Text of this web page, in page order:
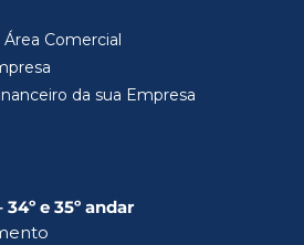
Comercial
da sua Empresa
e 35º andar